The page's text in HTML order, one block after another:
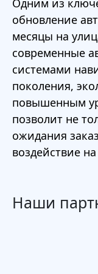
Одним из
обновление
месяцы на
современные
системами
поколения,
повышенным
позволит не
ожидания
воздействие
Наши